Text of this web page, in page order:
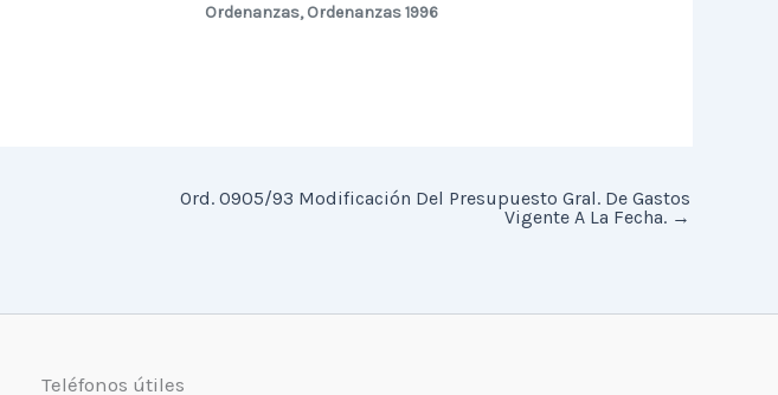
Ordenanzas,Ordenanzas 1996
Ord. 0905/93 Modificación Del Presupuesto Gral. De Gastos
Vigente A La Fecha. →
Teléfonos útiles